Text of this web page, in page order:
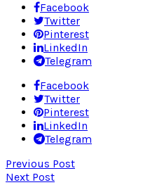
Facebook
Twitter
Pinterest
LinkedIn
Telegram
Facebook
Twitter
Pinterest
LinkedIn
Telegram
Previous Post
Next Post